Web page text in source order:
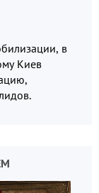
в
Киев